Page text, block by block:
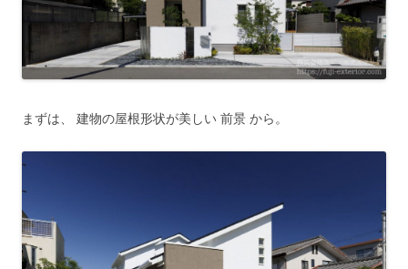
まずは、 建物の屋根形状が美しい 前景 から。